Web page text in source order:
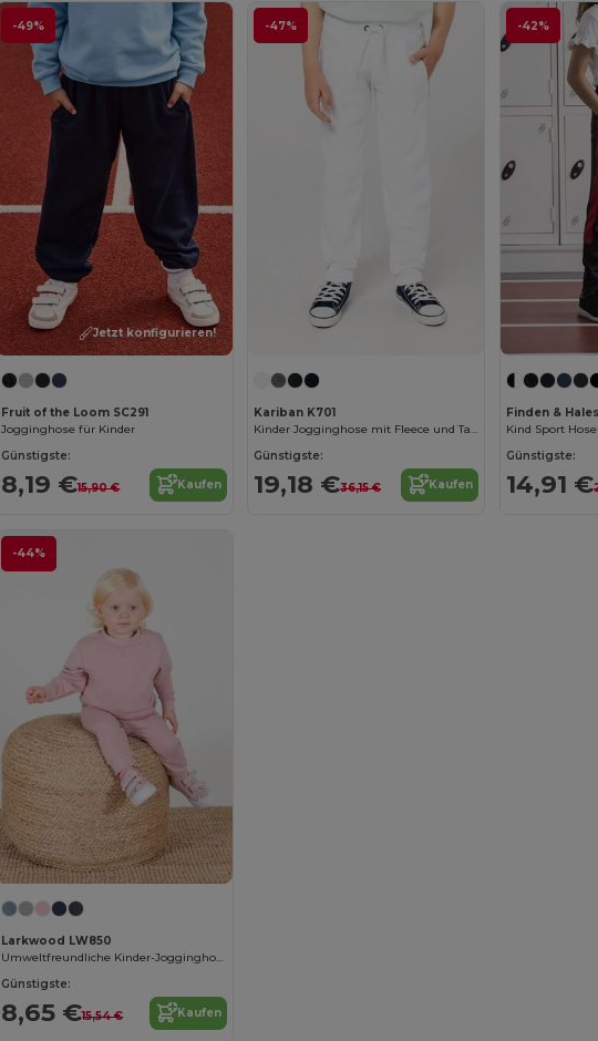
-49%
Jetzt konfigurieren!
Fruit of the Loom SC291
Jogginghose für Kinder
Günstigste:
8,19 €15,90 € Kaufen
-47%
Kariban K701
Kinder Jogginghose mit Fleece und Taschen
Günstigste:
19,18 €36,15 € Kaufen
-42%
Finden &
Kind Sport
Günstigste:
14,91 €
-44%
Larkwood LW850
Umweltfreundliche Kinder-Jogginghose
Günstigste:
8,65 €15,54 € Kaufen